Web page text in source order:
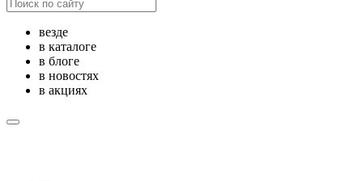
везде
в каталоге
в блоге
в новостях
в акциях